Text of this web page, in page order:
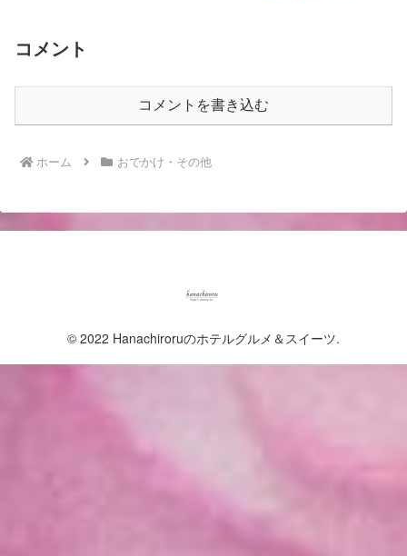
コメント
コメントを書き込む
ホーム おでかけ・その他
© 2022 Hanachiroruのホテルグルメ＆スイーツ.